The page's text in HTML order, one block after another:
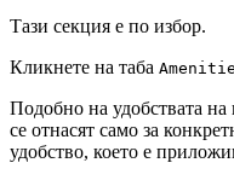
Тази секция е по избор.
Кликнете на таба
Подобно на удобствата
се отнасят само за
удобство, което е